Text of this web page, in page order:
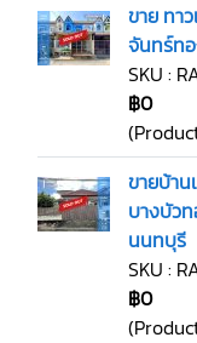
ขาย ทา
จันทร์ท
SKU :
฿0
ขายบ้าน
บางบัว
นนทบุรี
SKU :
฿0